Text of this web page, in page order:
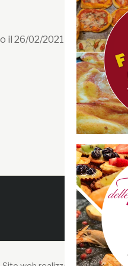
26/02/2021 n. 199/2021